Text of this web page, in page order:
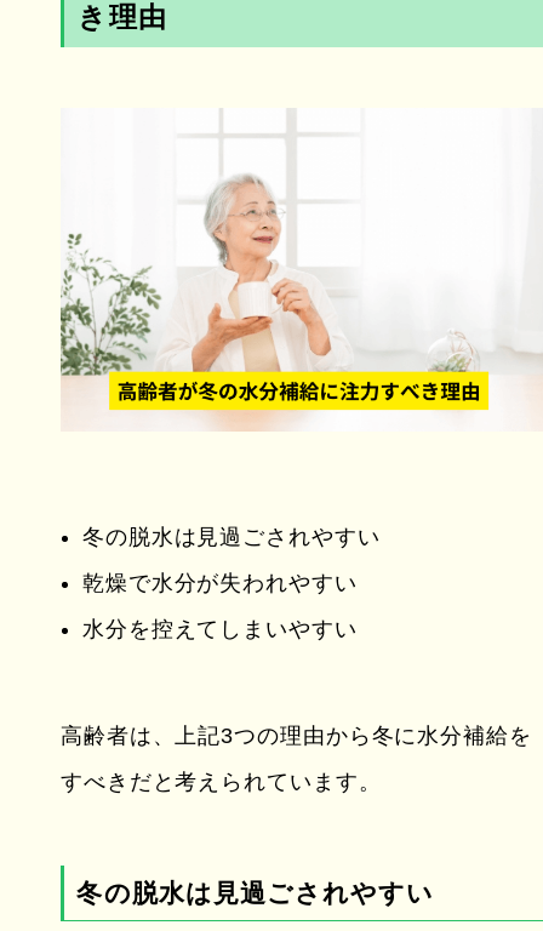
き理由
冬の脱水は見過ごされやすい
乾燥で水分が失われやすい
水分を控えてしまいやすい
高齢者は、上記3つの理由から冬に水分補給を
すべきだと考えられています。
冬の脱水は見過ごされやすい